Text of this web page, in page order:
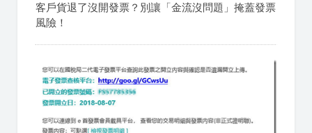
客戶貨退了沒開發票？別讓「金流沒問題」掩蓋發票
風險！